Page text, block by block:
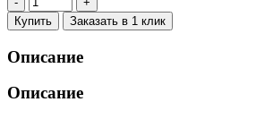
Купить
Заказать в 1 клик
Описание
Описание